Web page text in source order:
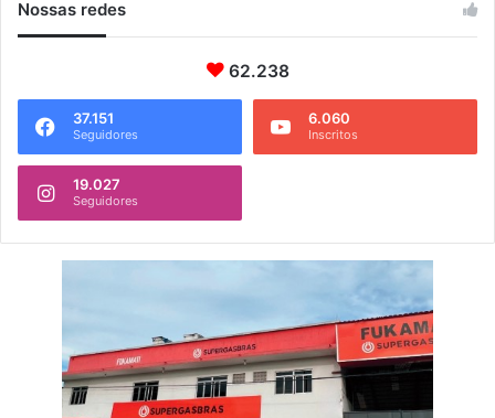
Nossas redes
62.238
37.151
Seguidores
6.060
Inscritos
19.027
Seguidores